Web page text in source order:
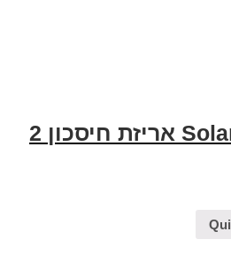
Solaris Body Lotion אריזת חיסכון 2